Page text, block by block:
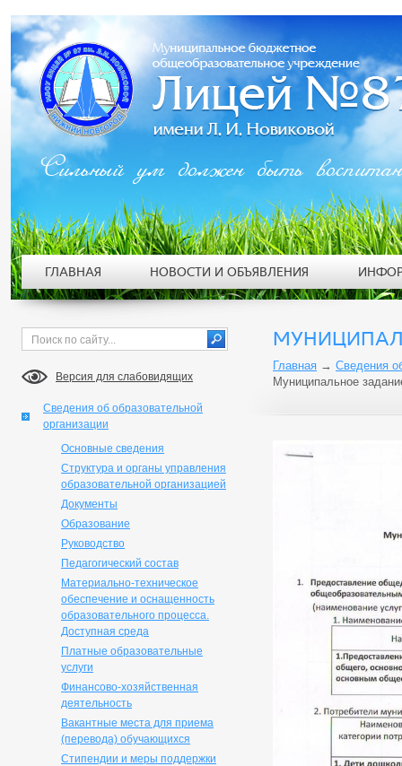
Версия для слабовидящих
Сведения об образовательной
организации
Основные сведения
Структура и органы управления
образовательной организацией
Документы
Образование
Руководство
Педагогический состав
Материально-техническое
обеспечение и оснащенность
образовательного процесса.
Доступная среда
Платные образовательные
услуги
Финансово-хозяйственная
деятельность
Вакантные места для приема
(перевода) обучающихся
Стипендии и меры поддержки
Главная → Сведения
Муниципальное
Сильный ум должен быть
ГЛАВНАЯ НОВОСТИ И ОБЪЯВЛЕНИЯ